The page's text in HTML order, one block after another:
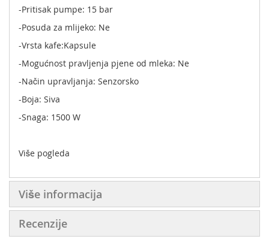
-Pritisak pumpe: 15 bar
-Posuda za mlijeko: Ne
-Vrsta kafe:Kapsule
-Mogućnost pravljenja pjene od mleka: Ne
-Način upravljanja: Senzorsko
-Boja: Siva
-Snaga: 1500 W
Više pogleda
Više informacija
Recenzije